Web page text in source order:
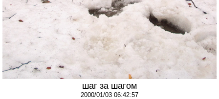
шаг за шагом
2000/01/03 06:42:57